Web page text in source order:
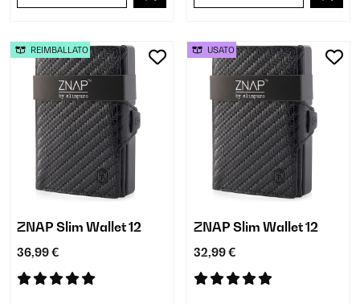
ZNAP Slim Wallet 12
36,99 €
REIMBALLATO
ZNAP Slim Wallet 12
32,99 €
USATO